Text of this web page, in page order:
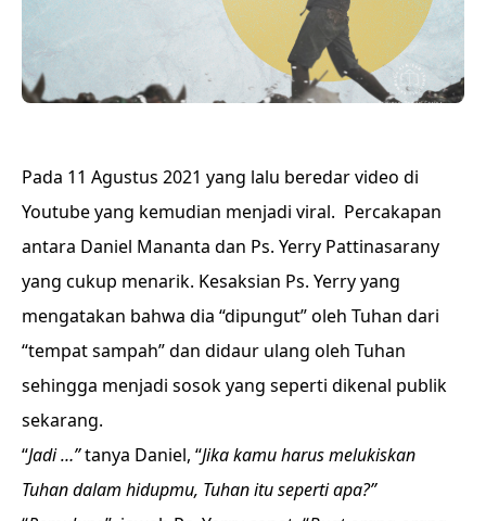
Pada 11 Agustus 2021 yang lalu beredar video di
Youtube yang kemudian menjadi viral. Percakapan
antara Daniel Mananta dan Ps. Yerry Pattinasarany
yang cukup menarik. Kesaksian Ps. Yerry yang
mengatakan bahwa dia “dipungut” oleh Tuhan dari
“tempat sampah” dan didaur ulang oleh Tuhan
sehingga menjadi sosok yang seperti dikenal publik
sekarang.
“Jadi …”tanya Daniel, “Jika kamu harus melukiskan
Tuhan dalam hidupmu, Tuhan itu seperti apa?”